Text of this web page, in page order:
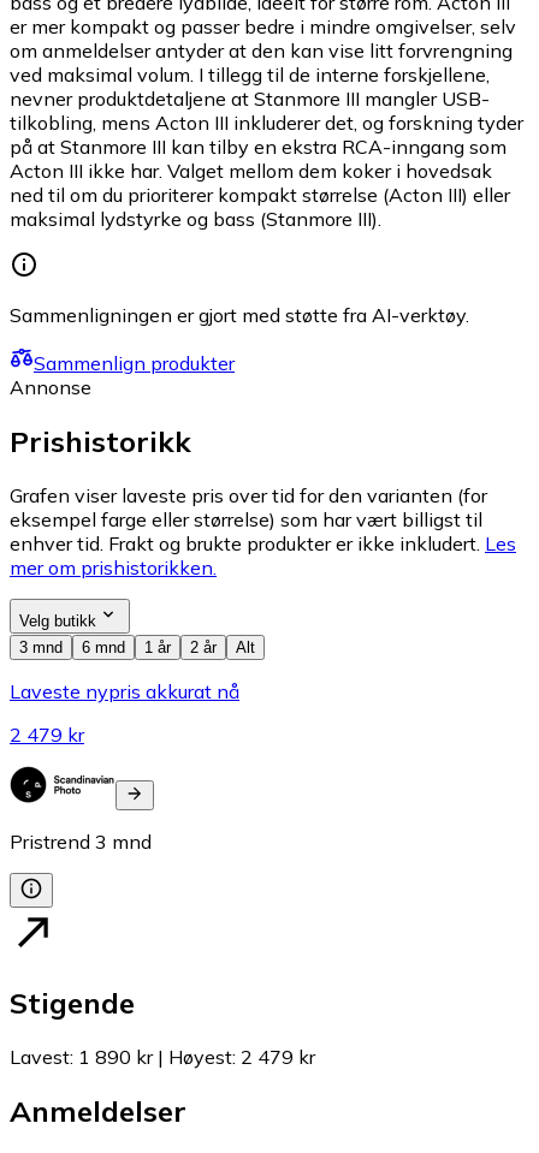
er mer kompakt og passer bedre i mindre omgivelser, selv
om anmeldelser antyder at den kan vise litt forvrengning
ved maksimal volum. I tillegg til de interne forskjellene,
nevner produktdetaljene at Stanmore III mangler USB-
tilkobling, mens Acton III inkluderer det, og forskning tyder
på at Stanmore III kan tilby en ekstra RCA-inngang som
Acton III ikke har. Valget mellom dem koker i hovedsak
ned til om du prioriterer kompakt størrelse (Acton III) eller
maksimal lydstyrke og bass (Stanmore III).
Sammenligningen er gjort med støtte fra AI-verktøy.
Sammenlign produkter
Annonse
Prishistorikk
Grafen viser laveste pris over tid for den varianten (for
eksempel farge eller størrelse) som har vært billigst til
enhver tid. Frakt og brukte produkter er ikke inkludert. Les
mer om prishistorikken.
Velg butikk
3 mnd
6 mnd 1 år 2 år Alt
Laveste nypris akkurat nå
2 479 kr
Pristrend 3 mnd
Stigende
Lavest: 1 890 kr| Høyest: 2 479 kr
Anmeldelser